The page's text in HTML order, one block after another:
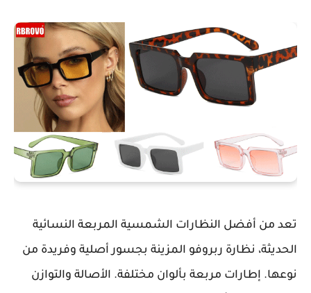
تعد من أفضل النظارات الشمسية المربعة النسائية
الحديثة، نظارة ربروفو المزينة بجسور أصلية وفريدة من
نوعها. إطارات مربعة بألوان مختلفة. الأصالة والتوازن